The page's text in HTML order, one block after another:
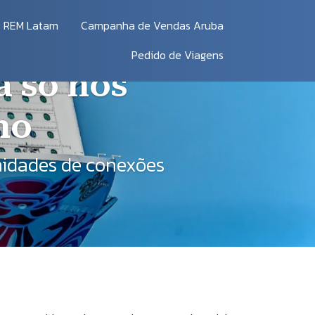
REM Latam
Campanha de Vendas Aruba
Pedido de Viagens
só nos
de conexões